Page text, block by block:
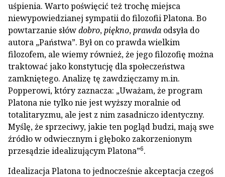
uśpienia. Warto poświęcić też trochę miejsca
niewypowiedzianej sympatii do filozofii Platona. Bo
powtarzanie słówdobro,piękno,prawda odsyła do
autora „Państwa”. Był on co prawda wielkim
filozofem, ale wiemy również, że jego filozofię można
traktować jako konstytucję dla społeczeństwa
zamkniętego. Analizę tę zawdzięczamy m.in.
Popperowi, który zaznacza: „Uważam, że program
Platona nie tylko nie jest wyższy moralnie od
totalitaryzmu, ale jest z nim zasadniczo identyczny.
Myślę, że sprzeciwy, jakie ten pogląd budzi, mają swe
źródło w odwiecznym i głęboko zakorzenionym
przesądzie idealizującym Platona”6.
Idealizacja Platona to jednocześnie akceptacja czegoś